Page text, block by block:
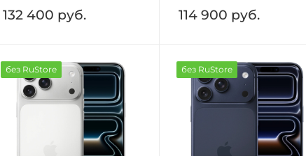
132 400 руб. 114 900 руб.
без RuStore без RuStore